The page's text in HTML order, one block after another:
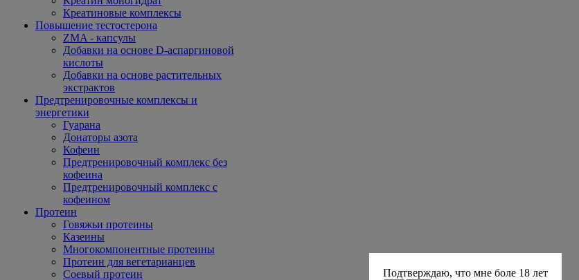
Креатиновые комплексы
Повышение тестостерона
ZMA - капсулы
Добавки на основе D-аспаргиновой
кислоты
Добавки на основе растительных
экстрактов
Предтренировочные комплексы и
энергетики
Гуарана
Донаторы азота
Кофеин
Предтренировочный комплекс без
кофеина
Предтренировочный комплекс с
кофеином
Протеин
Говяжьи протеины
Казеины
Многокомпонентные протеины
Протеин для вегетарианцев
Соевый протеин
Подтверждаю, что мне боле 18 лет